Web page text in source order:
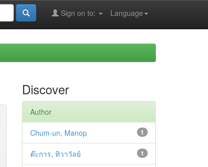
Language
Sign on to:
Discover
Author
1
Chum-un, Manop
1
ต๊ะการ, ทิวาวัลย์